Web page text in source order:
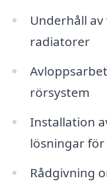
Underhåll
radiatorer
rörsystem
Installation
lösningar
Rådgivning